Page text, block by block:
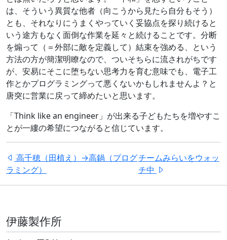
は、そういう異質な他者（向こうから見たら自分もそう）
とも、それなりにうまくやっていく妥協点を探り続けると
いう途方もなく面倒な作業を延々と続けることです。分断
を煽って（＝外部に敵を定義して）結束を強める、という
方法の方が簡潔明瞭なので、ついそちらに流されがちです
が、安易にそこに堕ちない思考力を育む意味でも、電子工
作とかプログラミングって悪くないかもしれませんよ？と
唐突に営業に戻って締めたいと思います。
「Think like an engineer」が出来る子どもたちを増やすこ
とが一縷の希望につながると信じています。
高千穂（田植え）→高鍋（プログ
ラミング）
チームみらいをウォッ
チ中
伊藤製作所